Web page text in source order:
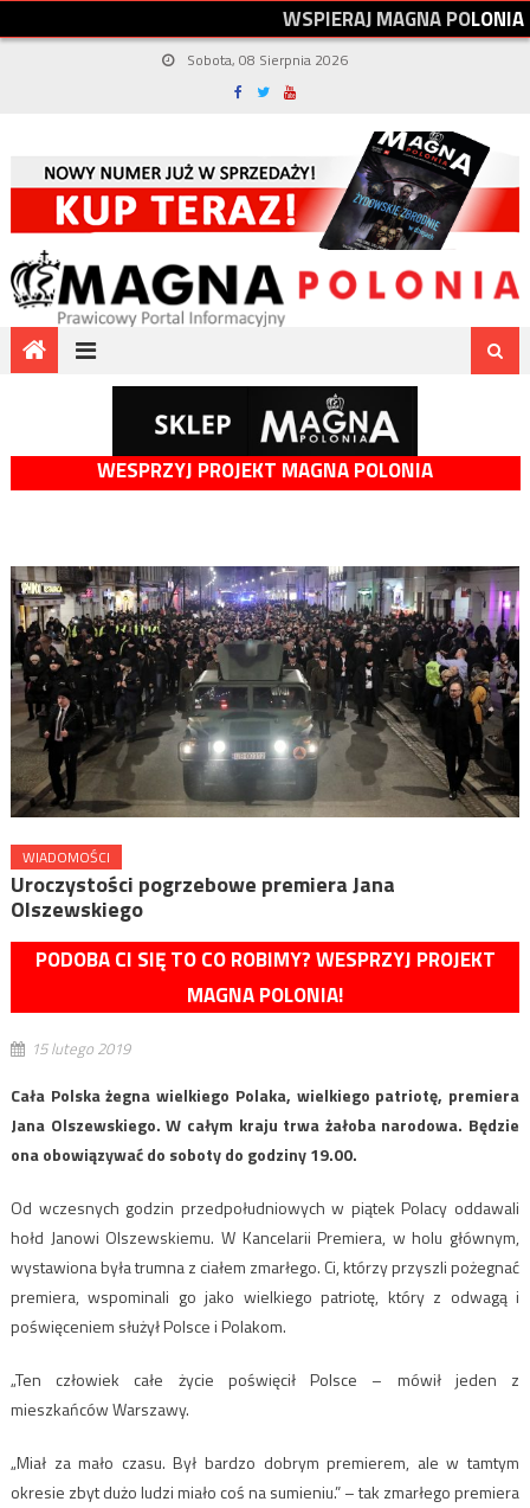
WSPIERAJMAGNAPOLONIA
Sobota, 08 Sierpnia 2026
WESPRZYJ PROJEKT MAGNA POLONIA
WIADOMOŚCI
Uroczystości pogrzebowe premiera Jana
Olszewskiego
PODOBA CI SIĘ TO CO ROBIMY? WESPRZYJ PROJEKT
MAGNA POLONIA!
15 lutego 2019
Cała Polska żegna wielkiego Polaka, wielkiego patriotę, premiera
Jana Olszewskiego. W całym kraju trwa żałoba narodowa. Będzie
ona obowiązywać do soboty do godziny 19.00.
Od wczesnych godzin przedpołudniowych w piątek Polacy oddawali
hołd Janowi Olszewskiemu. W Kancelarii Premiera, w holu głównym,
wystawiona była trumna z ciałem zmarłego. Ci, którzy przyszli pożegnać
premiera, wspominali go jako wielkiego patriotę, który z odwagą i
poświęceniem służył Polsce i Polakom.
„Ten człowiek całe życie poświęcił Polsce – mówił jeden z
mieszkańców Warszawy.
„Miał za mało czasu. Był bardzo dobrym premierem, ale w tamtym
okresie zbyt dużo ludzi miało coś na sumieniu.” – tak zmarłego premiera